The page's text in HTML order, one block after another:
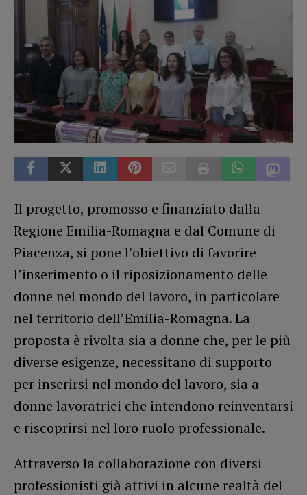
Il progetto, promosso e finanziato dalla
Regione Emilia-Romagna e dal Comune di
Piacenza, si pone l’obiettivo di favorire
l’inserimento o il riposizionamento delle
donne nel mondo del lavoro, in particolare
nel territorio dell’Emilia-Romagna. La
proposta è rivolta sia a donne che, per le più
diverse esigenze, necessitano di supporto
per inserirsi nel mondo del lavoro, sia a
donne lavoratrici che intendono reinventarsi
e riscoprirsi nel loro ruolo professionale.
Attraverso la collaborazione con diversi
professionisti già attivi in alcune realtà del